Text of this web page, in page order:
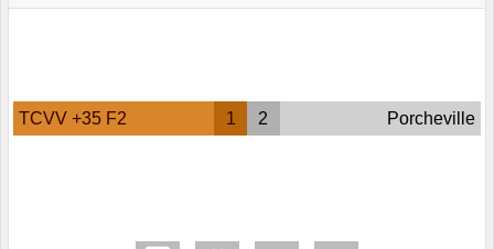
TCVV +35 F2 1 2 Porcheville